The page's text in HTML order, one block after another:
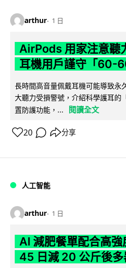
arthur 1 日
AirPods 用家注意聽
耳機用戶謹守「60-
長時間高音量佩戴耳機可能導致永
大聽力受損警號，介紹科學護耳
置防護功能，...
閱讀全文
20 分享
人工智能
arthur 1 日
AI 減肥餐單配合高
45 日減 20 公斤後多